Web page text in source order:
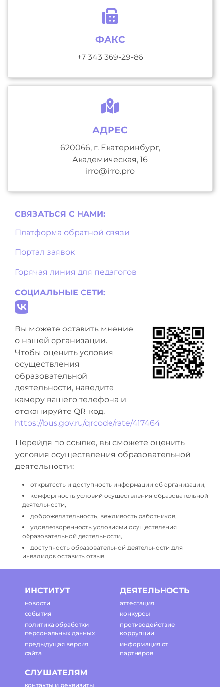
ФАКС
+7 343 369-29-86
АДРЕС
620066, г. Екатеринбург,
Академическая, 16
irro@irro.pro
СВЯЗАТЬСЯ С НAМИ:
Платформа обратной связи
Портал заявок
Горячая линия для педагогов
СОЦИАЛЬНЫЕ СЕТИ:
Вы можете оставить мнение
о нашей организации.
Чтобы оценить условия
осуществления
образовательной
деятельности, наведите
камеру вашего телефона и
отсканируйте QR-код.
https://bus.gov.ru/qrcode/rate/417464
Перейдя по ссылке, вы сможете оценить
условия осуществления образовательной
деятельности:
открытость и доступность информации об организации,
комфортность условий осуществления образовательной
деятельности,
доброжелательность, вежливость работников,
удовлетворенность условиями осуществления
образовательной деятельности,
доступность образовательной деятельности для
инвалидов оставить отзыв.
ИНСТИТУТ
новости
события
политика обработки
персональных данных
предыдущая версия
сайта
ДЕЯТЕЛЬНОСТЬ
аттестация
конкурсы
противодействие
коррупции
информация от
партнёров
СЛУШАТЕЛЯМ
контакты и реквизиты